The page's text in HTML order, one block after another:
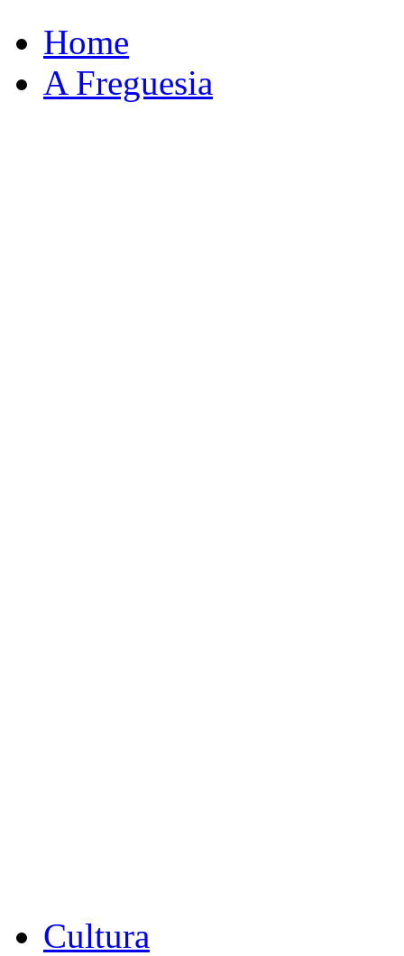
Home
A Freguesia
Cultura